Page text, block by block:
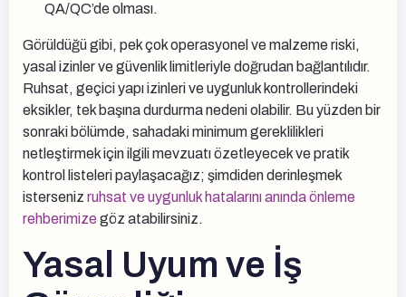
QA/QC’de olması.
Görüldüğü gibi, pek çok operasyonel ve malzeme riski,
yasal izinler ve güvenlik limitleriyle doğrudan bağlantılıdır.
Ruhsat, geçici yapı izinleri ve uygunluk kontrollerindeki
eksikler, tek başına durdurma nedeni olabilir. Bu yüzden bir
sonraki bölümde, sahadaki minimum gereklilikleri
netleştirmek için ilgili mevzuatı özetleyecek ve pratik
kontrol listeleri paylaşacağız; şimdiden derinleşmek
isterseniz ruhsat ve uygunluk hatalarını anında önleme
rehberimize göz atabilirsiniz.
Yasal Uyum ve İş